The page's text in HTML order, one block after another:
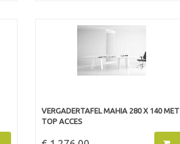
VERGADERTAFEL MAHIA 280 X 140 MET
TOP ACCES